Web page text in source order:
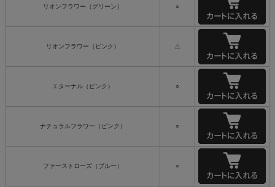
リオンフラワー（グリーン） ○
リオンフラワー（ピンク） △
エターナル（ピンク） ○
ナチュラルフラワー（ピンク） ○
ファーストローズ（ブルー） ○